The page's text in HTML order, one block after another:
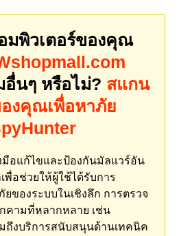
มพิวเตอร์ของคุณ
นๆ หรือไม่? สแกน
งคุณเพื่อหาภัย
มือแก้ไขและป้องกันมัลแวร์อัน
พื่อช่วยให้ผู้ใช้ได้รับการ
ของระบบในเชิงลึก การตรวจ
คามที่หลากหลาย เช่น
ถึงบริการสนับสนุนด้านเทคนิค